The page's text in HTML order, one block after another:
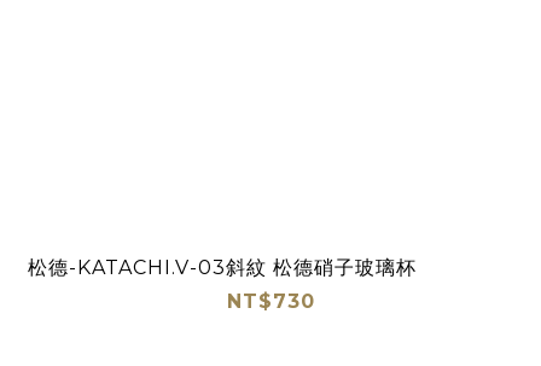
松德-KATACHI.V-03斜紋 松德硝子玻璃杯
NT$730